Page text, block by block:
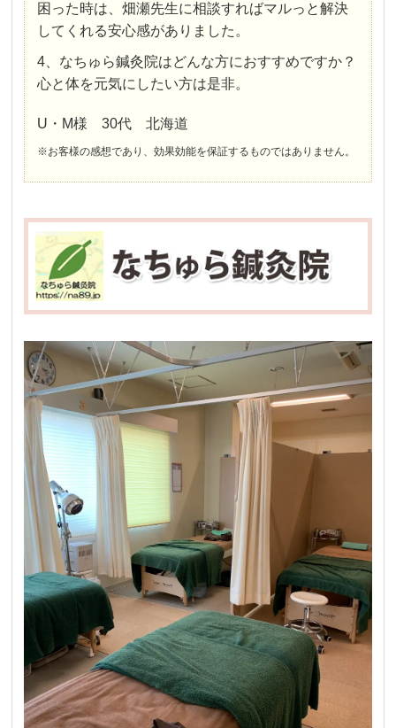
困った時は、畑瀬先生に相談すればマルっと解決
してくれる安心感がありました。
4、なちゅら鍼灸院はどんな方におすすめですか？
心と体を元気にしたい方は是非。
U・M様 30代 北海道
※お客様の感想であり、効果効能を保証するものではありません。